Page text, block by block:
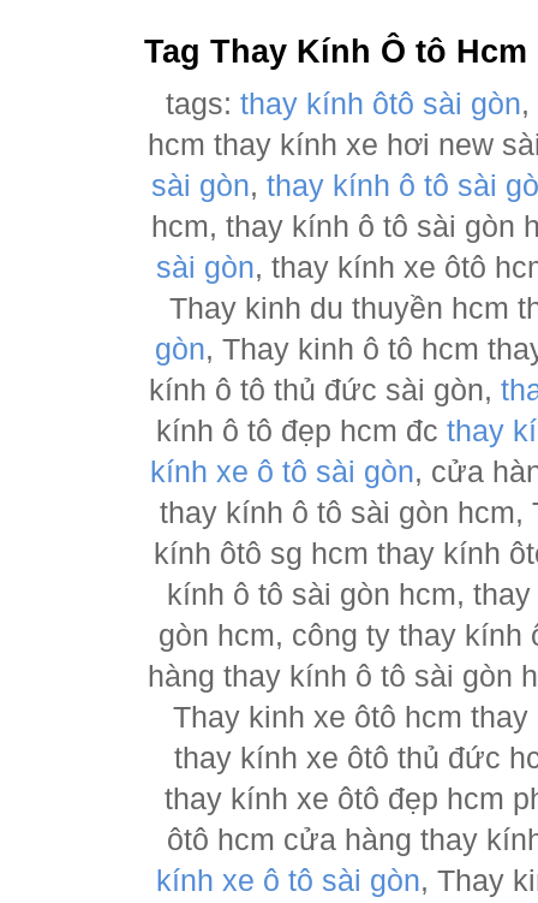
Tag Thay Kính Ô tô Hcm
tags:thay kính ôtô sài gòn,
hcm thay kính xe hơi new
sài gòn,thay kính ô tô sài
hcm, thay kính ô tô sài gòn
sài gòn, thay kính xe ôtô
Thay kinh du thuyền hcm
gòn, Thay kinh ô tô hcm
kính ô tô thủ đức sài gòn,
kính ô tô đẹp hcm đc thay
kính xe ô tô sài gòn, cửa
thay kính ô tô sài gòn hcm,
kính ôtô sg hcm thay kính
kính ô tô sài gòn hcm,
gòn hcm, công ty thay
hàng thay kính ô tô sài gòn
Thay kinh xe ôtô hcm
thay kính xe ôtô thủ đức
thay kính xe ôtô đẹp hcm
ôtô hcm cửa hàng thay
kính xe ô tô sài gòn, Thay